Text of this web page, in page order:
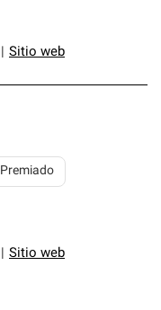
Sitio web
Sitio web
Premiado